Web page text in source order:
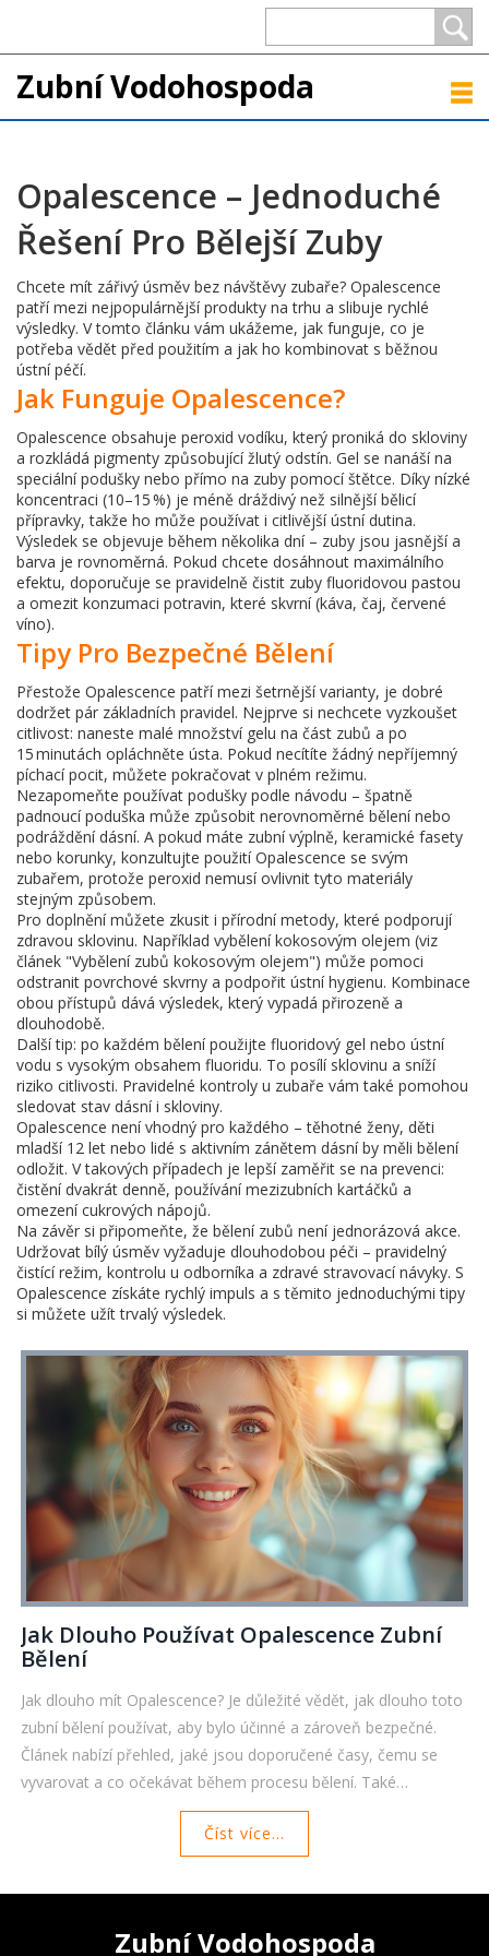
Zubní Vodohospoda
Opalescence – Jednoduché
Řešení Pro Bělejší Zuby
Chcete mít zářivý úsměv bez návštěvy zubaře? Opalescence
patří mezi nejpopulárnější produkty na trhu a slibuje rychlé
výsledky. V tomto článku vám ukážeme, jak funguje, co je
potřeba vědět před použitím a jak ho kombinovat s běžnou
ústní péčí.
Jak Funguje Opalescence?
Opalescence obsahuje peroxid vodíku, který proniká do skloviny
a rozkládá pigmenty způsobující žlutý odstín. Gel se nanáší na
speciální podušky nebo přímo na zuby pomocí štětce. Díky nízké
koncentraci (10–15 %) je méně dráždivý než silnější bělicí
přípravky, takže ho může používat i citlivější ústní dutina.
Výsledek se objevuje během několika dní – zuby jsou jasnější a
barva je rovnoměrná. Pokud chcete dosáhnout maximálního
efektu, doporučuje se pravidelně čistit zuby fluoridovou pastou
a omezit konzumaci potravin, které skvrní (káva, čaj, červené
víno).
Tipy Pro Bezpečné Bělení
Přestože Opalescence patří mezi šetrnější varianty, je dobré
dodržet pár základních pravidel. Nejprve si nechcete vyzkoušet
citlivost: naneste malé množství gelu na část zubů a po
15 minutách opláchněte ústa. Pokud necítíte žádný nepříjemný
píchací pocit, můžete pokračovat v plném režimu.
Nezapomeňte používat podušky podle návodu – špatně
padnoucí poduška může způsobit nerovnoměrné bělení nebo
podráždění dásní. A pokud máte zubní výplně, keramické fasety
nebo korunky, konzultujte použití Opalescence se svým
zubařem, protože peroxid nemusí ovlivnit tyto materiály
stejným způsobem.
Pro doplnění můžete zkusit i přírodní metody, které podporují
zdravou sklovinu. Například vybělení kokosovým olejem (viz
článek "Vybělení zubů kokosovým olejem") může pomoci
odstranit povrchové skvrny a podpořit ústní hygienu. Kombinace
obou přístupů dává výsledek, který vypadá přirozeně a
dlouhodobě.
Další tip: po každém bělení použijte fluoridový gel nebo ústní
vodu s vysokým obsahem fluoridu. To posílí sklovinu a sníží
riziko citlivosti. Pravidelné kontroly u zubaře vám také pomohou
sledovat stav dásní i skloviny.
Opalescence není vhodný pro každého – těhotné ženy, děti
mladší 12 let nebo lidé s aktivním zánětem dásní by měli bělení
odložit. V takových případech je lepší zaměřit se na prevenci:
čistění dvakrát denně, používání mezizubních kartáčků a
omezení cukrových nápojů.
Na závěr si připomeňte, že bělení zubů není jednorázová akce.
Udržovat bílý úsměv vyžaduje dlouhodobou péči – pravidelný
čistící režim, kontrolu u odborníka a zdravé stravovací návyky. S
Opalescence získáte rychlý impuls a s těmito jednoduchými tipy
si můžete užít trvalý výsledek.
Jak Dlouho Používat Opalescence Zubní
Bělení
Jak dlouho mít Opalescence? Je důležité vědět, jak dlouho toto
zubní bělení používat, aby bylo účinné a zároveň bezpečné.
Článek nabízí přehled, jaké jsou doporučené časy, čemu se
vyvarovat a co očekávat během procesu bělení. Také
poskytuje praktické tipy na udržení bílých zubů po ošetření.
Číst více...
Zubní Vodohospoda